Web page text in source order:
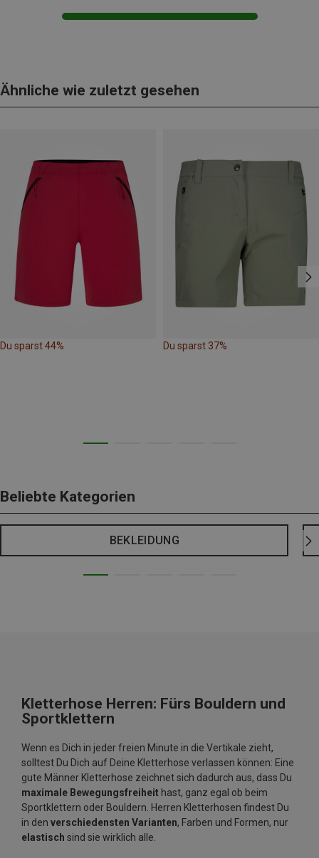
Ähnliche wie zuletzt gesehen
Du sparst 44% Du sparst 37%
Beliebte Kategorien
BEKLEIDUNG
Kletterhose Herren: Fürs Bouldern und
Sportklettern
Wenn es Dich in jeder freien Minute in die Vertikale zieht,
solltest Du Dich auf Deine Kletterhose verlassen können: Eine
gute Männer Kletterhose zeichnet sich dadurch aus, dass Du
maximale Bewegungsfreiheit hast, ganz egal ob beim
Sportklettern oder Bouldern. Herren Kletterhosen findest Du
in den verschiedensten Varianten, Farben und Formen, nur
elastisch sind sie wirklich alle.